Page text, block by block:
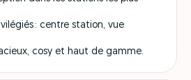
: centre station, vue
cosy et haut de gamme.